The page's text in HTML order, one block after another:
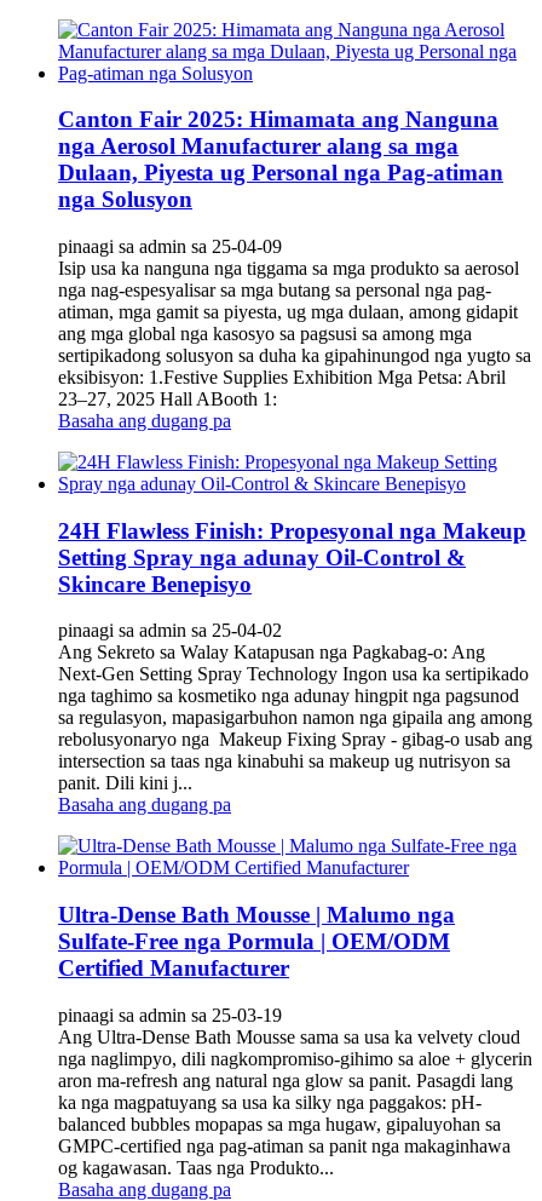
Canton Fair 2025: Himamata ang Nanguna
nga Aerosol Manufacturer alang sa mga
Dulaan, Piyesta ug Personal nga Pag-atiman
nga Solusyon
pinaagi sa admin sa 25-04-09
Isip usa ka nanguna nga tiggama sa mga produkto sa aerosol
nga nag-espesyalisar sa mga butang sa personal nga pag-
atiman, mga gamit sa piyesta, ug mga dulaan, among gidapit
ang mga global nga kasosyo sa pagsusi sa among mga
sertipikadong solusyon sa duha ka gipahinungod nga yugto sa
eksibisyon: 1.Festive Supplies Exhibition Mga Petsa: Abril
23–27, 2025 Hall ABooth 1:
Basaha ang dugang pa
24H Flawless Finish: Propesyonal nga Makeup
Setting Spray nga adunay Oil-Control &
Skincare Benepisyo
pinaagi sa admin sa 25-04-02
Ang Sekreto sa Walay Katapusan nga Pagkabag-o: Ang
Next-Gen Setting Spray Technology‌ Ingon usa ka sertipikado
nga taghimo sa kosmetiko nga adunay hingpit nga pagsunod
sa regulasyon, mapasigarbuhon namon nga gipaila ang among
rebolusyonaryo nga ‌ Makeup Fixing Spray‌ - gibag-o usab ang
intersection sa taas nga kinabuhi sa makeup ug nutrisyon sa
panit. Dili kini j...
Basaha ang dugang pa
Ultra-Dense Bath Mousse | Malumo nga
Sulfate-Free nga Pormula | OEM/ODM
Certified Manufacturer
pinaagi sa admin sa 25-03-19
Ang Ultra-Dense Bath Mousse sama sa usa ka velvety cloud
nga naglimpyo, dili nagkompromiso-gihimo sa aloe + glycerin
aron ma-refresh ang natural nga glow sa panit. Pasagdi lang
ka nga magpatuyang sa usa ka silky nga paggakos: pH-
balanced bubbles mopapas sa mga hugaw, gipaluyohan sa
GMPC-certified nga pag-atiman sa panit nga makaginhawa
og kagawasan. Taas nga Produkto...
Basaha ang dugang pa